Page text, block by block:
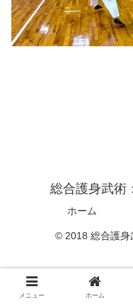
総合護身武術
ホーム
© 2018 総合護身
メニュー ホーム